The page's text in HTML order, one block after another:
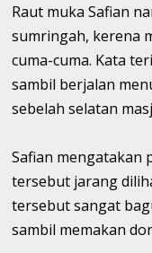
Raut muka Safian
sumringah, kerena
cuma-cuma. Kata
sambil berjalan
sebelah selatan
Safian mengatakan
tersebut jarang
tersebut sangat
sambil memakan